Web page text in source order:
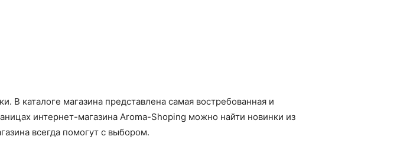
В каталоге магазина представлена самая востребованная и
интернет-магазина Aroma-Shoping можно найти новинки из
всегда помогут с выбором.